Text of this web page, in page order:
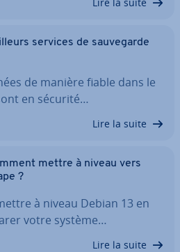
services de sau­ve­garde
de manière fiable dans le
en sécurité…
Lire la suite
mettre à niveau vers
?
à niveau Debian 13 en
votre système…
Lire la suite